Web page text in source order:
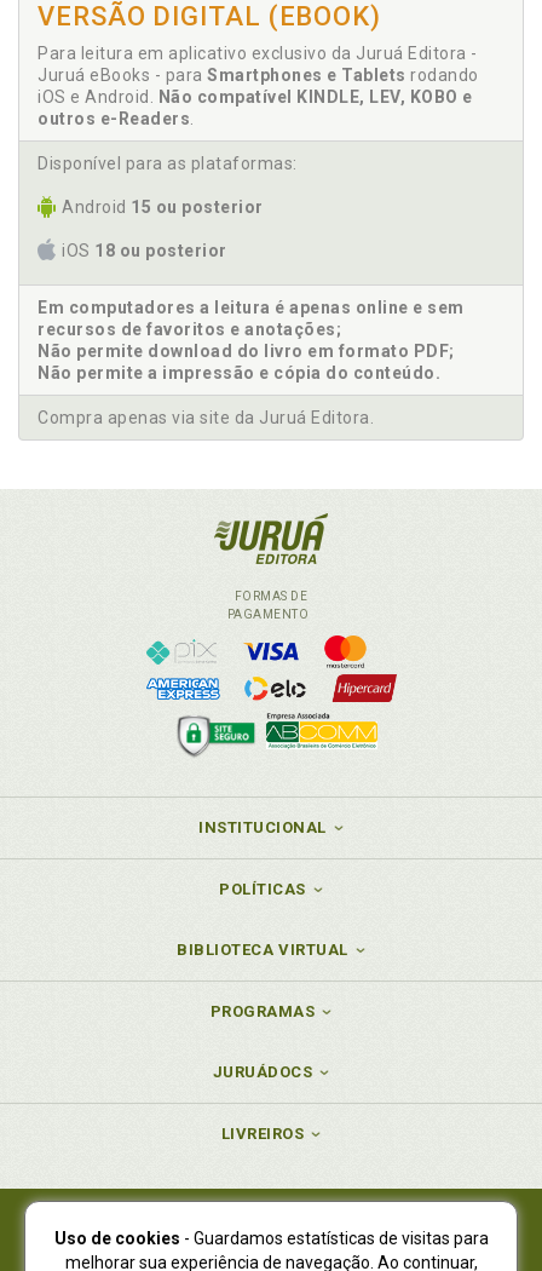
VERSÃO DIGITAL (EBOOK)
Para leitura em aplicativo exclusivo da Juruá Editora -
Juruá eBooks - para Smartphones e Tablets rodando
iOS e Android.
Não compatível KINDLE, LEV, KOBO e
outros e-Readers
Disponível para as plataformas:
Android 15 ou posterior
iOS 18 ou posterior
Em computadores a leitura é apenas online e sem
recursos de favoritos e anotações;
Não permite download do livro em formato PDF;
Não permite a impressão e cópia do conteúdo.
Compra apenas via site da Juruá Editora.
FORMAS DE
PAGAMENTO
INSTITUCIONAL
POLÍTICAS
BIBLIOTECA VIRTUAL
PROGRAMAS
JURUÁDOCS
LIVREIROS
Juruá Editora Ltda., CNPJ 77.535.508/0001-19
Uso de cookies - Guardamos estatísticas de visitas para
melhorar sua experiência de navegação. Ao continuar,